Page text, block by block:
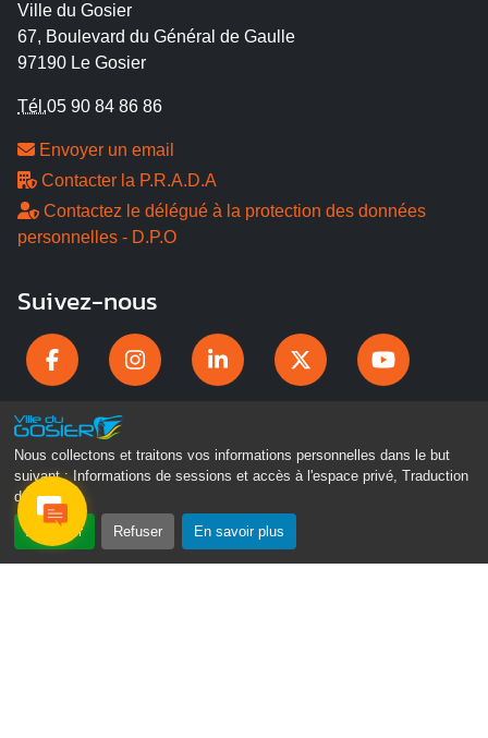
Nous collectons et traitons vos informations personnelles dans le but
suivant :
Informations de sessions et accès à l'espace privé, Traduction
des pages .
Accepter Refuser En savoir plus
Ville du Gosier
67, Boulevard du Général de Gaulle
97190 Le Gosier
Tél.05 90 84 86 86
Envoyer un email
Contacter la P.R.A.D.A
Contactez le délégué à la protection des données
personnelles - D.P.O
Suivez-nous